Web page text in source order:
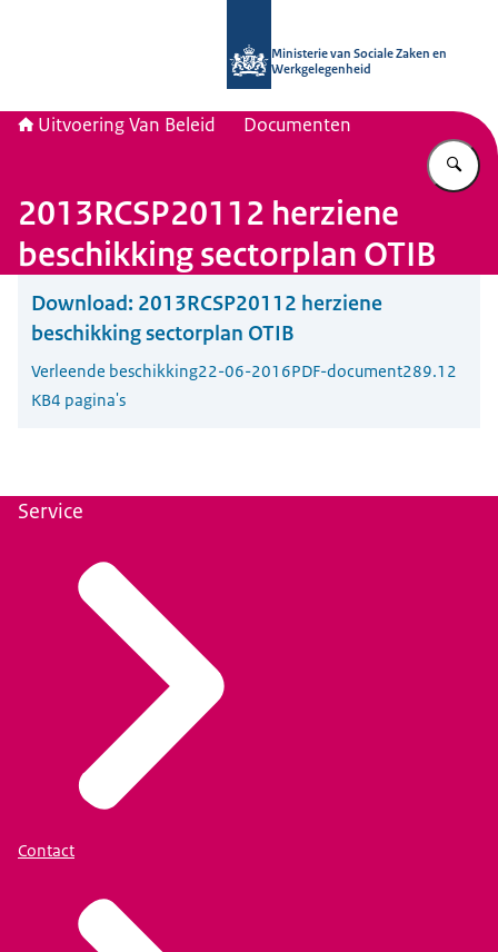
Ministerie van Sociale Zaken en
Werkgelegenheid
Uitvoering Van Beleid Documenten
2013RCSP20112 herziene
beschikking sectorplan OTIB
Download: 2013RCSP20112 herziene
beschikking sectorplan OTIB
Verleende beschikking22-06-2016PDF-document289.12
KB4 pagina's
Service
Contact